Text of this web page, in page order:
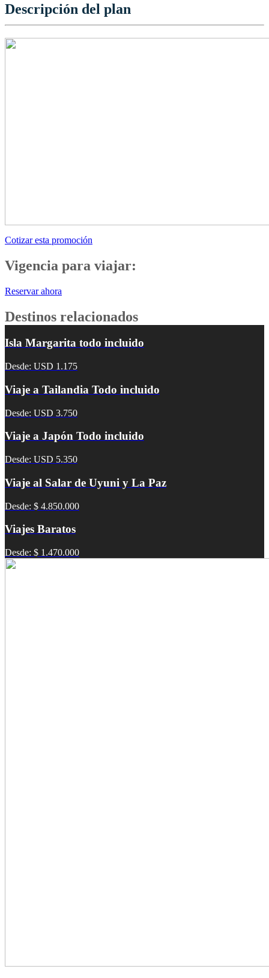
Descripción del plan
Cotizar esta promoción
Vigencia para viajar:
Reservar ahora
Destinos relacionados
Isla Margarita todo incluido
Desde: USD 1.175
Viaje a Tailandia Todo incluido
Desde: USD 3.750
Viaje a Japón Todo incluido
Desde: USD 5.350
Viaje al Salar de Uyuni y La Paz
Desde: $ 4.850.000
Viajes Baratos
Desde: $ 1.470.000